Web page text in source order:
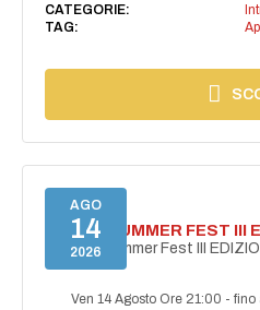
CATEGORIE:
TAG:
AGO
14
2026
PANZA SUMMER FEST III
PANZA Summer Fest III
Ven 14 Agosto Ore 21:00 -fino